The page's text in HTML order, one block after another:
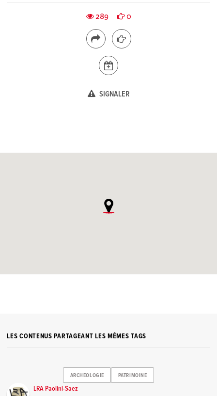
289 0
SIGNALER
LES CONTENUS PARTAGEANT LES MÊMES TAGS
ARCHEOLOGIE PATRIMOINE
LRA Paolini-Saez